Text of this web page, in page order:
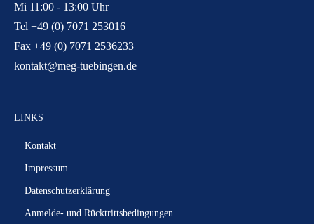
Mi 11:00 - 13:00 Uhr
Tel +49 (0) 7071 253016
Fax +49 (0) 7071 2536233
kontakt@meg-tuebingen.de
LINKS
Kontakt
Impressum
Datenschutzerklärung
Anmelde- und Rücktrittsbedingungen